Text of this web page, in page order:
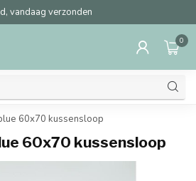
vandaag verzonden
0
60x70 kussensloop
60x70 kussensloop